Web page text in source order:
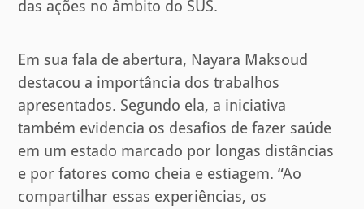
das ações no âmbito do SUS.
Em sua fala de abertura, Nayara Maksoud
destacou a importância dos trabalhos
apresentados. Segundo ela, a iniciativa
também evidencia os desafios de fazer saúde
em um estado marcado por longas distâncias
e por fatores como cheia e estiagem. “Ao
compartilhar essas experiências, os